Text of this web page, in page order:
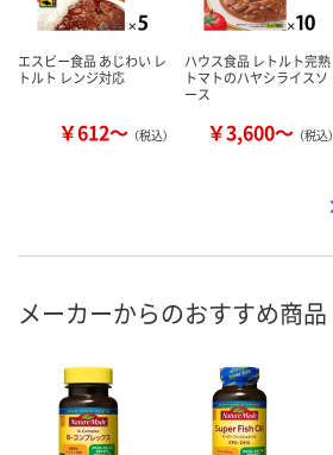
エスビー食品 あじわい レ
トルト レンジ対応
￥612～ （税込）
ハウス食品 レトルト完熟
トマトのハヤシライスソ
ース
￥3,600～ （税込）
メーカーからのおすすめ商品